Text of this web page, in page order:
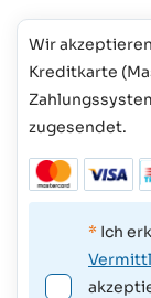
Wir
Kreditkarte
zugesendet.
* Ich